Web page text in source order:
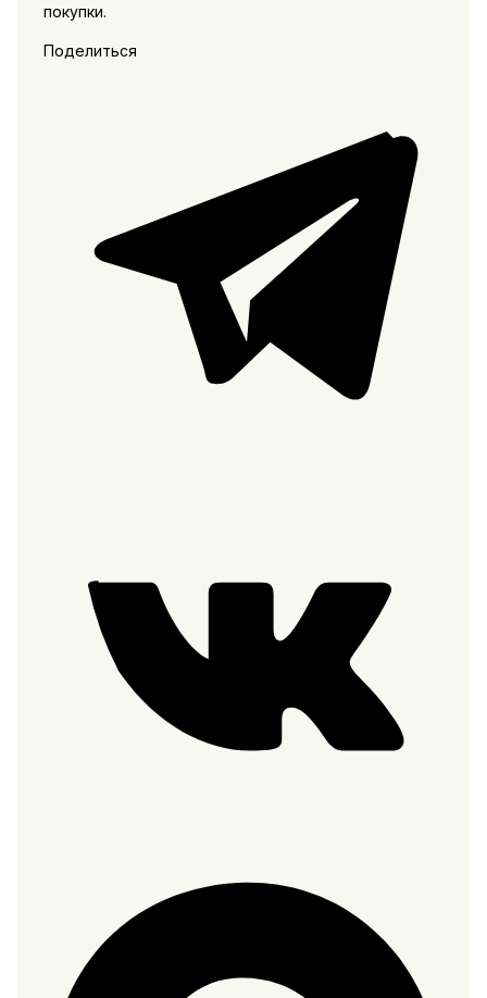
покупки.
Поделиться